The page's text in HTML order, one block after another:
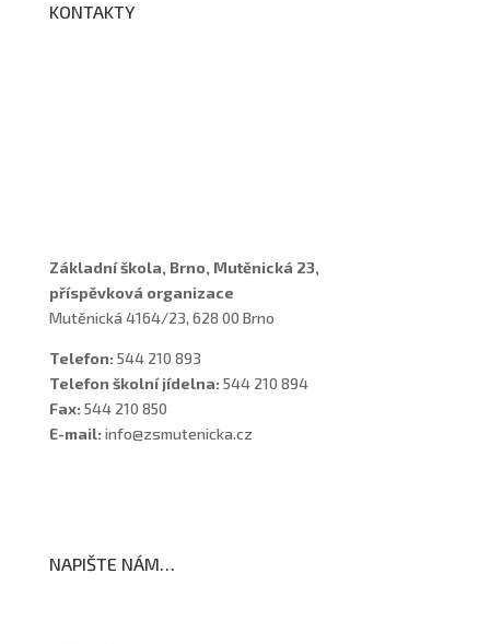
KONTAKTY
Základní škola, Brno, Mutěnická 23,
příspěvková organizace
Mutěnická 4164/23, 628 00 Brno
Telefon: 544 210 893
Telefon školní jídelna: 544 210 894
Fax: 544 210 850
E-mail: info@zsmutenicka.cz
NAPIŠTE NÁM…